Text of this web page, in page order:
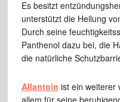
Es besitzt
unterstützt die Heilung
Durch seine
Panthenol dazu bei, die
die natürliche
Allantoin ist ein weiterer